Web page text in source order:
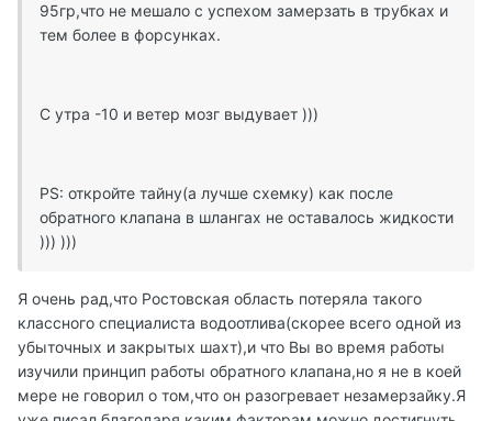
95гр,что не мешало с успехом замерзать в трубках и
тем более в форсунках.
С утра -10 и ветер мозг выдувает )))
PS: откройте тайну(а лучше схемку) как после
обратного клапана в шлангах не оставалось жидкости
))) )))
Я очень рад,что Ростовская область потеряла такого
классного специалиста водоотлива(скорее всего одной из
убыточных и закрытых шахт),и что Вы во время работы
изучили принцип работы обратного клапана,но я не в коей
мере не говорил о том,что он разогревает незамерзайку.Я